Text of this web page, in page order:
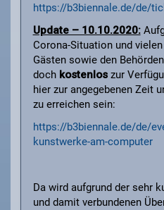
https://b3biennale.de/de/
Update – 10.10.2020:
Corona-Situation und
Gästen sowie den
doch kostenloszur
hier zur angegebenen Zeit
zu erreichen sein:
https://b3biennale.de/de/
kunstwerke-am-computer
Da wird aufgrund der sehr
und damit verbundenen